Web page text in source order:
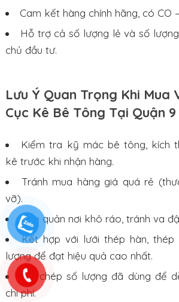
Cam kết hàng chính hãng, có CO
Hỗ trợ cả số lượng lẻ và số
chủ đầu tư.
Lưu Ý Quan Trọng Khi Mua
Cục Kê Bê Tông Tại Quận 9
Kiểm tra kỹ mác bê tông, kích
kê trước khi nhận hàng.
Tránh mua hàng giá quá rẻ
vỡ).
Bảo quản nơi khô ráo, tránh va
Kết hợp với lưới thép hàn, thép
lượng để đạt hiệu quả cao nhất.
Ghi chép số lượng đã dùng để
chi phí.